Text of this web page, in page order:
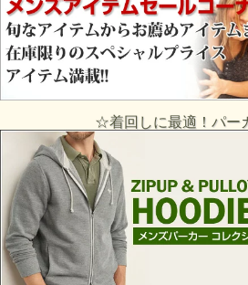
☆着回しに最適！パー